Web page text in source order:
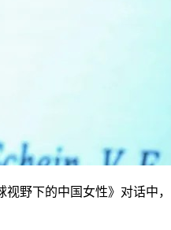
视野下的中国女性》对话中，